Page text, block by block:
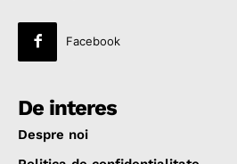
Facebook
De interes
Despre noi